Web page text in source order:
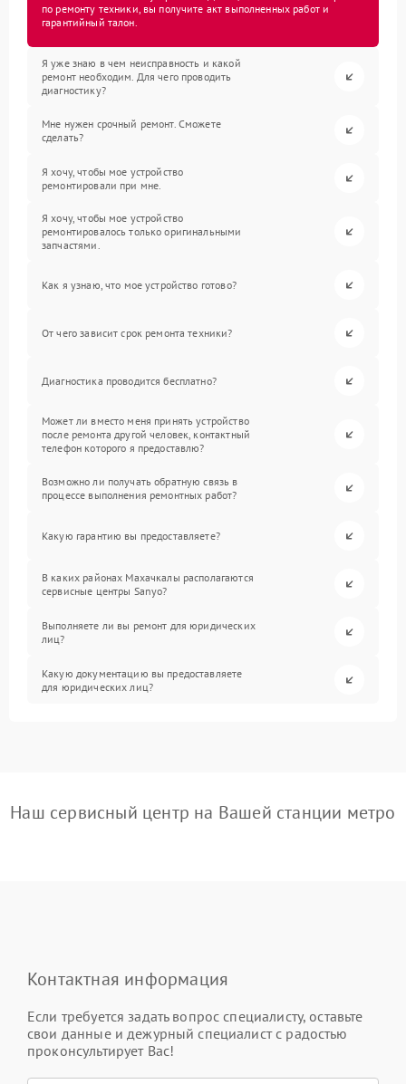
по ремонту техники, вы получите акт выполненных работ и
гарантийный талон.
Я уже знаю в чем неисправность и какой
ремонт необходим. Для чего проводить
диагностику?
Мне нужен срочный ремонт. Сможете
сделать?
Я хочу, чтобы мое устройство
ремонтировали при мне.
Я хочу, чтобы мое устройство
ремонтировалось только оригинальными
запчастями.
Как я узнаю, что мое устройство готово?
От чего зависит срок ремонта техники?
Диагностика проводится бесплатно?
Может ли вместо меня принять устройство
после ремонта другой человек, контактный
телефон которого я предоставлю?
Возможно ли получать обратную связь в
процессе выполнения ремонтных работ?
Какую гарантию вы предоставляете?
В каких районах Махачкалы располагаются
сервисные центры Sanyo?
Выполняете ли вы ремонт для юридических
лиц?
Какую документацию вы предоставляете
для юридических лиц?
Наш сервисный центр на Вашей станции метро
Контактная информация
Если требуется задать вопрос специалисту, оставьте
свои данные и дежурный специалист с радостью
проконсультирует Вас!